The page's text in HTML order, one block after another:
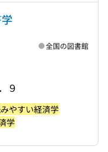
９
全国の図書館
やすい経済学
学